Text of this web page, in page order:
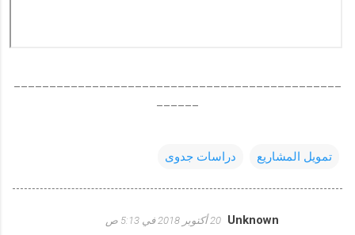
تمويل المشاريع دراسات جدوى
Unknown 20 أكتوبر 2018 في 5:13 ص